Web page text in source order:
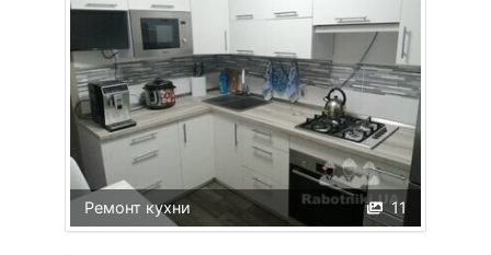
11
Ремонт кухни